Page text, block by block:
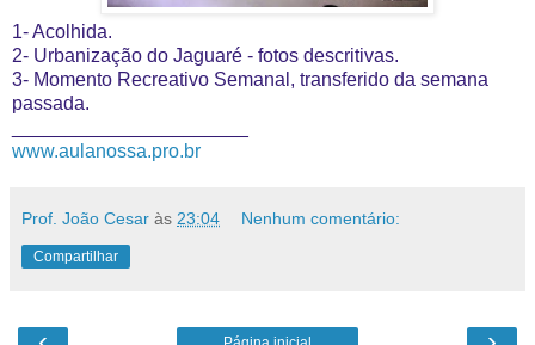
1- Acolhida.
2- Urbanização do Jaguaré - fotos descritivas.
3- Momento Recreativo Semanal, transferido da semana
passada.
www.aulanossa.pro.br
Prof. João Cesar às 23:04 Nenhum comentário:
Compartilhar